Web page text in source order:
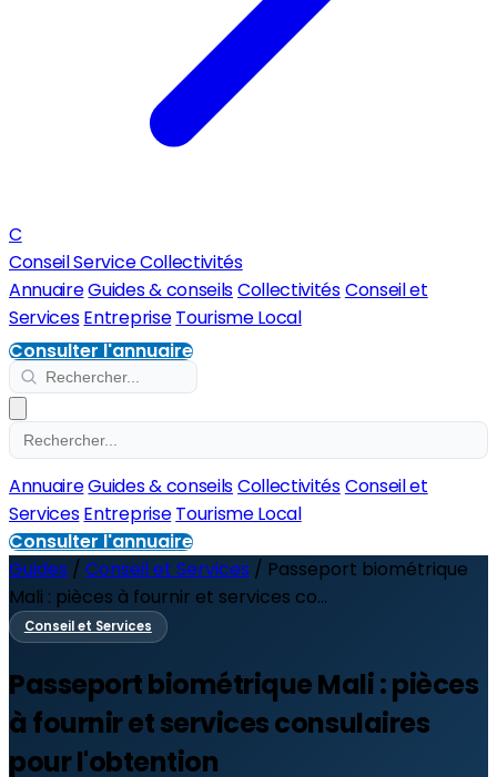
C
Conseil Service Collectivités
AnnuaireGuides & conseilsCollectivitésConseil et
ServicesEntreprise Tourisme Local
Consulter l'annuaire
AnnuaireGuides & conseilsCollectivitésConseil et
ServicesEntreprise Tourisme Local
Consulter l'annuaire
Guides / Conseil et Services / Passeport biométrique
Mali : pièces à fournir et services co...
Conseil et Services
Passeport biométrique Mali : pièces
à fournir et services consulaires
pour l'obtention